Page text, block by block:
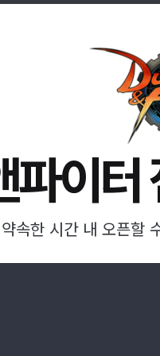
파이터
약속한 시간 내 오픈할